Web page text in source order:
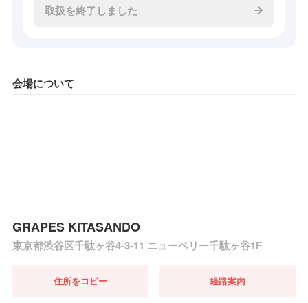
取扱を終了しました
会場について
GRAPES KITASANDO
東京都渋谷区千駄ヶ谷4-3-11 ニューベリー千駄ヶ谷1F
住所をコピー 経路案内